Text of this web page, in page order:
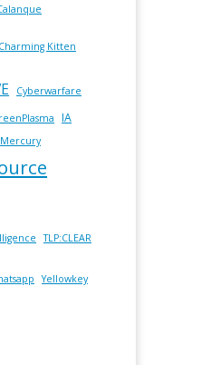
Charming Kitten
Cyberwarfare
IA
Mercury
TLP:CLEAR
Yellowkey